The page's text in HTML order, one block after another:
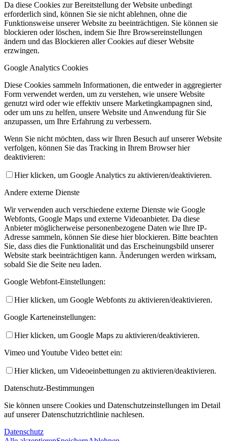
Da diese Cookies zur Bereitstellung der Website unbedingt
erforderlich sind, können Sie sie nicht ablehnen, ohne die
Funktionsweise unserer Website zu beeinträchtigen. Sie können sie
blockieren oder löschen, indem Sie Ihre Browsereinstellungen
ändern und das Blockieren aller Cookies auf dieser Website
erzwingen.
Google Analytics Cookies
Diese Cookies sammeln Informationen, die entweder in aggregierter
Form verwendet werden, um zu verstehen, wie unsere Website
genutzt wird oder wie effektiv unsere Marketingkampagnen sind,
oder um uns zu helfen, unsere Website und Anwendung für Sie
anzupassen, um Ihre Erfahrung zu verbessern.
Wenn Sie nicht möchten, dass wir Ihren Besuch auf unserer Website
verfolgen, können Sie das Tracking in Ihrem Browser hier
deaktivieren:
Hier klicken, um Google Analytics zu aktivieren/deaktivieren.
Andere externe Dienste
Wir verwenden auch verschiedene externe Dienste wie Google
Webfonts, Google Maps und externe Videoanbieter. Da diese
Anbieter möglicherweise personenbezogene Daten wie Ihre IP-
Adresse sammeln, können Sie diese hier blockieren. Bitte beachten
Sie, dass dies die Funktionalität und das Erscheinungsbild unserer
Website stark beeinträchtigen kann. Änderungen werden wirksam,
sobald Sie die Seite neu laden.
Google Webfont-Einstellungen:
Hier klicken, um Google Webfonts zu aktivieren/deaktivieren.
Google Karteneinstellungen:
Hier klicken, um Google Maps zu aktivieren/deaktivieren.
Vimeo und Youtube Video bettet ein:
Hier klicken, um Videoeinbettungen zu aktivieren/deaktivieren.
Datenschutz-Bestimmungen
Sie können unsere Cookies und Datenschutzeinstellungen im Detail
auf unserer Datenschutzrichtlinie nachlesen.
Datenschutz